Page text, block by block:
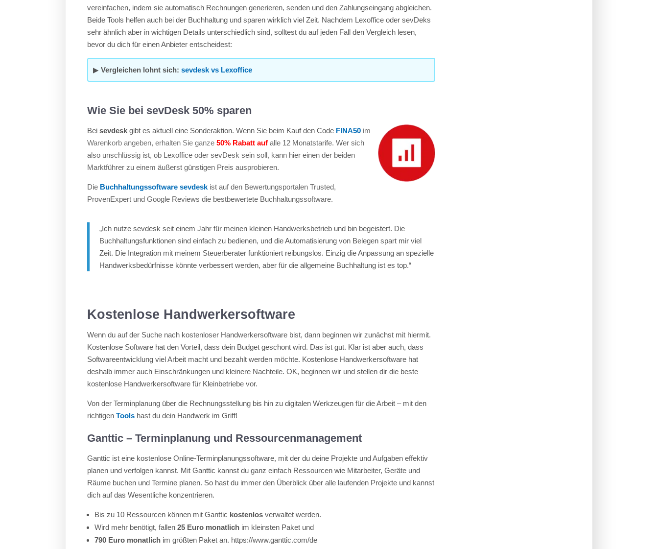
vereinfachen, indem sie automatisch Rechnungen generieren, senden und den Zahlungseingang abgleichen.
Beide Tools helfen auch bei der Buchhaltung und sparen wirklich viel Zeit. Nachdem Lexoffice oder sevDeks
sehr ähnlich aber in wichtigen Details unterschiedlich sind, solltest du auf jeden Fall den Vergleich lesen,
bevor du dich für einen Anbieter entscheidest:
▶Vergleichen lohnt sich: sevdesk vs Lexoffice
Wie Sie bei sevDesk 50% sparen
Beisevdesk gibt es aktuell eine Sonderaktion. Wenn Sie beim Kauf den Code FINA50 im
Warenkorb angeben, erhalten Sie ganze50% Rabatt aufalle 12 Monatstarife. Wer sich
also unschlüssig ist, ob Lexoffice oder sevDesk sein soll, kann hier einen der beiden
Marktführer zu einem äußerst günstigen Preis ausprobieren.
Die Buchhaltungssoftware sevdesk ist auf den Bewertungsportalen Trusted,
ProvenExpert und Google Reviews die bestbewertete Buchhaltungssoftware.
„Ich nutze sevdesk seit einem Jahr für meinen kleinen Handwerksbetrieb und bin begeistert. Die
Buchhaltungsfunktionen sind einfach zu bedienen, und die Automatisierung von Belegen spart mir viel
Zeit. Die Integration mit meinem Steuerberater funktioniert reibungslos. Einzig die Anpassung an spezielle
Handwerksbedürfnisse könnte verbessert werden, aber für die allgemeine Buchhaltung ist es top.“
Kostenlose Handwerkersoftware
Wenn du auf der Suche nach kostenloser Handwerkersoftware bist, dann beginnen wir zunächst mit hiermit.
Kostenlose Software hat den Vorteil, dass dein Budget geschont wird. Das ist gut. Klar ist aber auch, dass
Softwareentwicklung viel Arbeit macht und bezahlt werden möchte. Kostenlose Handwerkersoftware hat
deshalb immer auch Einschränkungen und kleinere Nachteile. OK, beginnen wir und stellen dir die beste
kostenlose Handwerkersoftware für Kleinbetriebe vor.
Von der Terminplanung über die Rechnungsstellung bis hin zu digitalen Werkzeugen für die Arbeit – mit den
richtigenTools hast du dein Handwerk im Griff!
Ganttic – Terminplanung und Ressourcenmanagement
Ganttic ist eine kostenlose Online-Terminplanungssoftware, mit der du deine Projekte und Aufgaben effektiv
planen und verfolgen kannst. Mit Ganttic kannst du ganz einfach Ressourcen wie Mitarbeiter, Geräte und
Räume buchen und Termine planen. So hast du immer den Überblick über alle laufenden Projekte und kannst
dich auf das Wesentliche konzentrieren.
Bis zu 10 Ressourcen können mit Ganttic kostenlos verwaltet werden.
Wird mehr benötigt, fallen25 Euro monatlich im kleinsten Paket und
790 Euro monatlich im größten Paket an. https://www.ganttic.com/de